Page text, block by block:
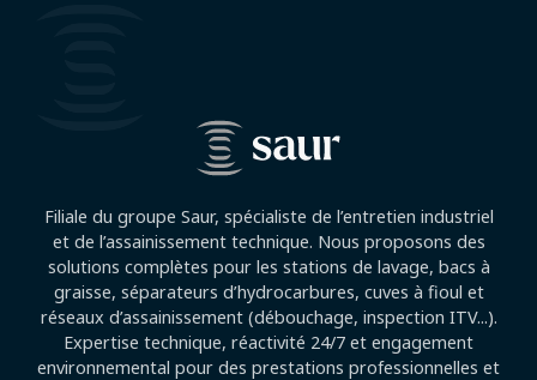
Filiale du groupe Saur, spécialiste de l’entretien industriel
et de l’assainissement technique. Nous proposons des
solutions complètes pour les stations de lavage, bacs à
graisse, séparateurs d’hydrocarbures, cuves à fioul et
réseaux d’assainissement (débouchage, inspection ITV...).
Expertise technique, réactivité 24/7 et engagement
environnemental pour des prestations professionnelles et